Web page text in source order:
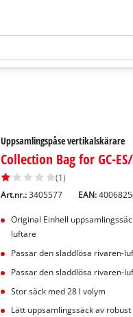
Uppsamlingspåse vertikalskärare
Collection Bag for GC-
(1)
Art.nr.: 3405577 EAN:
Original Einhell
luftare
Passar den sladdlösa rivaren-
Passar den sladdlösa rivaren-
Stor säck med 28 l volym
Lätt uppsamlingssäck av robust